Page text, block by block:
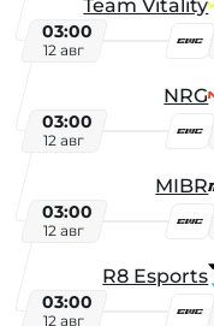
Team Vitality
03:00
12 авг
NRG
03:00
12 авг
MIBR
03:00
12 авг
R8 Esports
03:00
12 авг